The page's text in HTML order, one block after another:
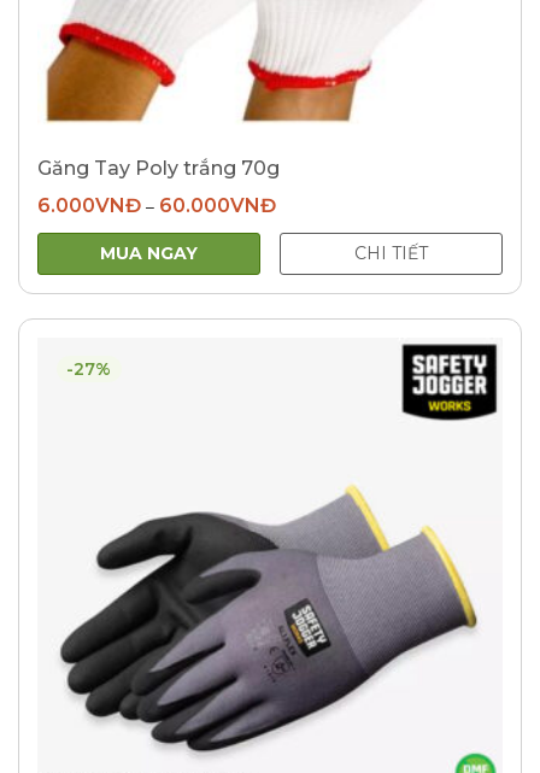
Găng Tay Poly trắng 70g
6.000VNĐ– 60.000VNĐ
MUA NGAY CHI TIẾT
-27%